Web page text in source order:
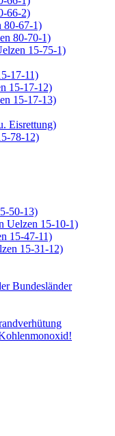
66-2)
80-67-1)
80-70-1)
15-75-1)
17-11)
15-17-12)
15-17-13)
Eisrettung)
78-12)
50-13)
Uelzen 15-10-1)
15-47-11)
15-31-12)
Bundesländer